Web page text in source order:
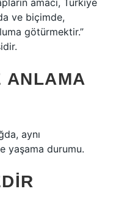
amacı, Türkiye
ve biçimde,
götürmektir.”
ANLAMA
aynı
yaşama durumu.